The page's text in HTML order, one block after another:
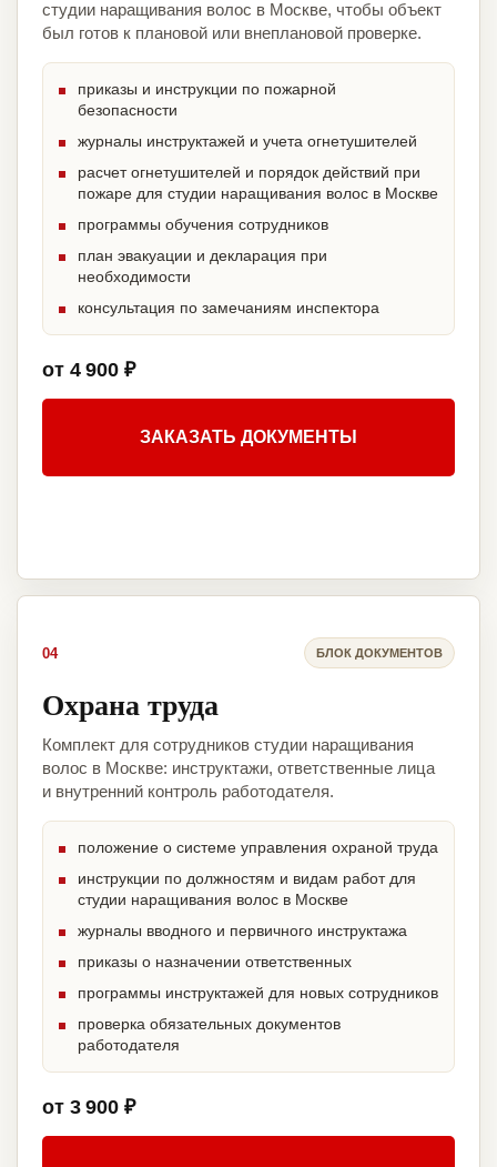
студии наращивания волос в Москве, чтобы объект
был готов к плановой или внеплановой проверке.
приказы и инструкции по пожарной
безопасности
журналы инструктажей и учета огнетушителей
расчет огнетушителей и порядок действий при
пожаре для студии наращивания волос в Москве
программы обучения сотрудников
план эвакуации и декларация при
необходимости
консультация по замечаниям инспектора
от 4 900 ₽
ЗАКАЗАТЬ ДОКУМЕНТЫ
04 БЛОК ДОКУМЕНТОВ
Охрана труда
Комплект для сотрудников студии наращивания
волос в Москве: инструктажи, ответственные лица
и внутренний контроль работодателя.
положение о системе управления охраной труда
инструкции по должностям и видам работ для
студии наращивания волос в Москве
журналы вводного и первичного инструктажа
приказы о назначении ответственных
программы инструктажей для новых сотрудников
проверка обязательных документов
работодателя
от 3 900 ₽